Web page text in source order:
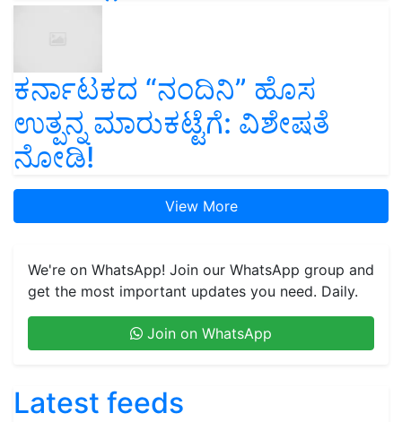
ಕರ್ನಾಟಕದ “ನಂದಿನಿ” ಹೊಸ
ಉತ್ಪನ್ನ ಮಾರುಕಟ್ಟೆಗೆ: ವಿಶೇಷತೆ
ನೋಡಿ!
View More
We're on WhatsApp! Join our WhatsApp group and
get the most important updates you need. Daily.
Join on WhatsApp
Latest feeds